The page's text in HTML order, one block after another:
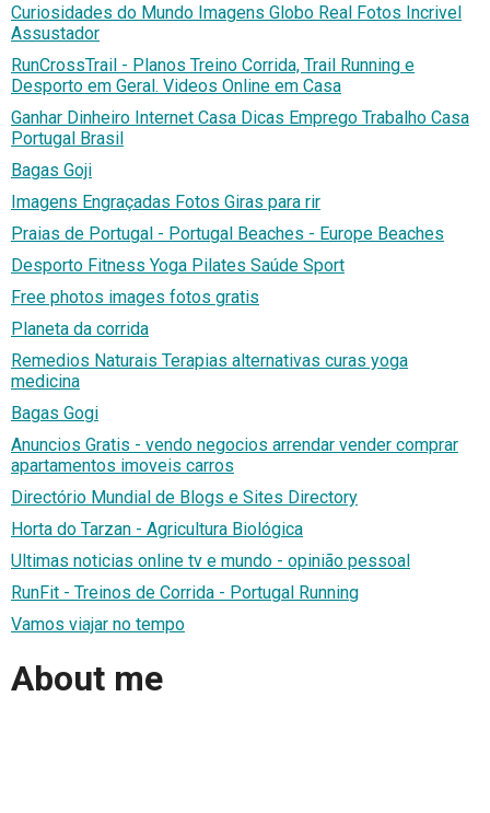
Curiosidades do Mundo Imagens Globo Real Fotos Incrivel
Assustador
RunCrossTrail - Planos Treino Corrida, Trail Running e
Desporto em Geral. Videos Online em Casa
Ganhar Dinheiro Internet Casa Dicas Emprego Trabalho Casa
Portugal Brasil
Bagas Goji
Imagens Engraçadas Fotos Giras para rir
Praias de Portugal - Portugal Beaches - Europe Beaches
Desporto Fitness Yoga Pilates Saúde Sport
Free photos images fotos gratis
Planeta da corrida
Remedios Naturais Terapias alternativas curas yoga
medicina
Bagas Gogi
Anuncios Gratis - vendo negocios arrendar vender comprar
apartamentos imoveis carros
Directório Mundial de Blogs e Sites Directory
Horta do Tarzan - Agricultura Biológica
Ultimas noticias online tv e mundo - opinião pessoal
RunFit - Treinos de Corrida - Portugal Running
Vamos viajar no tempo
About me